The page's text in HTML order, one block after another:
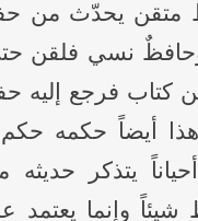
متقن يحدّث من
وحافظٌ نسي فلقن
كتاب فرجع إليه
أيضاً حكمه حكم
يتذكر حديثه
وإنما يعتمد